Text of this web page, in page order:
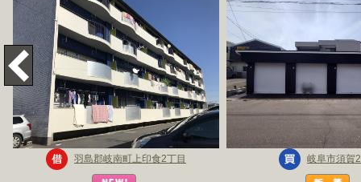
羽島郡岐南町上印食2丁目 岐阜市須賀